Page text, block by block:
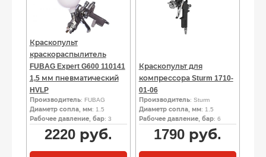
Краскопульт
краскораспылитель
FUBAG Expert G600 110141
1,5 мм пневматический
HVLP
Производитель: FUBAG
Диаметр сопла, мм: 1.5
Рабочее давление, бар: 3
2220руб.
Краскопульт для
компрессора Sturm 1710-
01-06
Производитель: Sturm
Диаметр сопла, мм: 1.5
Рабочее давление, бар: 6
1790руб.